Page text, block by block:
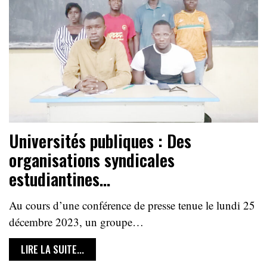
Universités publiques : Des
organisations syndicales
estudiantines…
Au cours d’une conférence de presse tenue le lundi 25
décembre 2023, un groupe…
LIRE LA SUITE...